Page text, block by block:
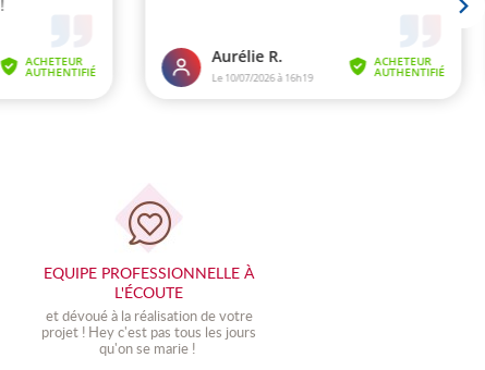
EQUIPE PROFESSIONNELLE À
L'ÉCOUTE
et dévoué à la réalisation de votre
projet ! Hey c'est pas tous les jours
qu'on se marie !